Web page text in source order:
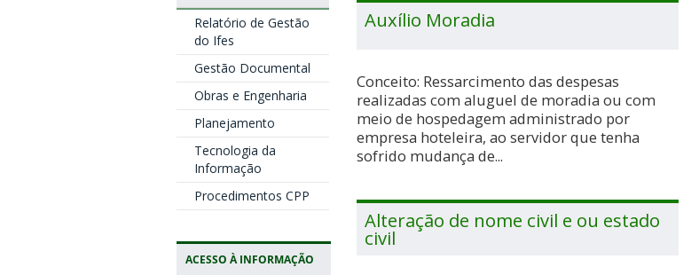
Relatório de Gestão
do Ifes
Gestão Documental
Obras e Engenharia
Planejamento
Tecnologia da
Informação
Procedimentos CPP
ACESSO À INFORMAÇÃO
Auxílio Moradia
Conceito: Ressarcimento das despesas
realizadas com aluguel de moradia ou com
meio de hospedagem administrado por
empresa hoteleira, ao servidor que tenha
sofrido mudança de...
Alteração de nome civil e ou estado
civil